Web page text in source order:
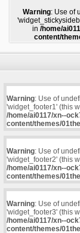
Warning: Use of
in/home/
content/
Warning: Use of
'widget_footer1' (this
/home/ai0117/xn--
content/themes/
Warning: Use of
'widget_footer2' (this
/home/ai0117/xn--
content/themes/
Warning: Use of
'widget_footer3' (this
/home/ai0117/xn--
content/themes/